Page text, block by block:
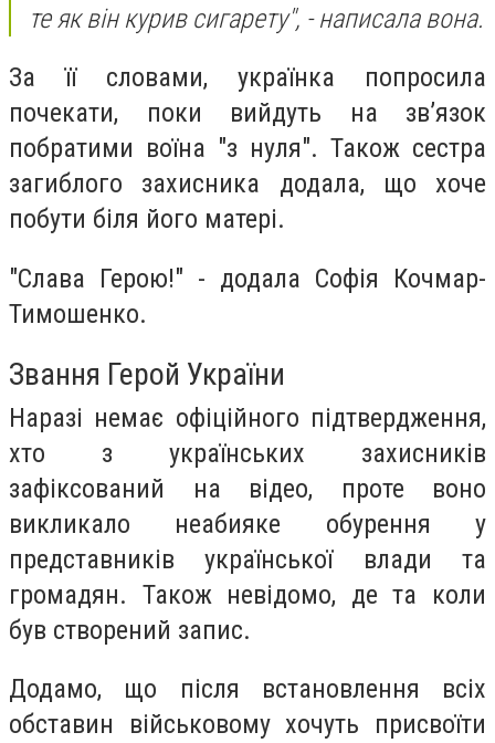
те як він курив сигарету", - написала вона.
За її словами, українка попросила
почекати, поки вийдуть на зв’язок
побратими воїна "з нуля". Також сестра
загиблого захисника додала, що хоче
побути біля його матері.
"Слава Герою!" - додала Софія Кочмар-
Тимошенко.
Звання Герой України
Наразі немає офіційного підтвердження,
хто з українських захисників
зафіксований на відео, проте воно
викликало неабияке обурення у
представників української влади та
громадян. Також невідомо, де та коли
був створений запис.
Додамо, що після встановлення всіх
обставин військовому хочуть присвоїти